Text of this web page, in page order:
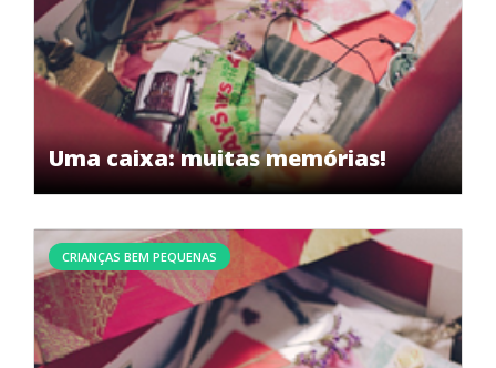
Uma caixa: muitas memórias!
CRIANÇAS BEM PEQUENAS